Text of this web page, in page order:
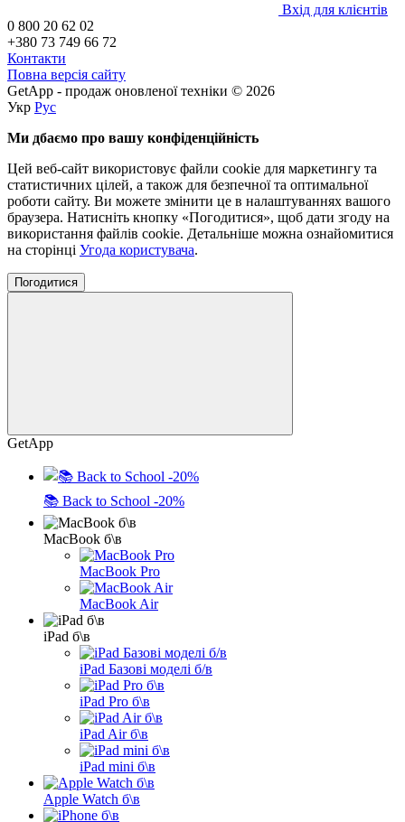
Вхід для клієнтів
0 800 20 62 02
+380 73 749 66 72
Контакти
Повна версія сайту
GetApp - продаж оновленої техніки © 2026
Укр Рус
Ми дбаємо про вашу конфіденційність
Цей веб-сайт використовує файли cookie для маркетингу та
статистичних цілей, а також для безпечної та оптимальної
роботи сайту. Ви можете змінити це в налаштуваннях вашого
браузера. Натисніть кнопку «Погодитися», щоб дати згоду на
використання файлів cookie. Детальніше можна ознайомитися
на сторінці Угода користувача.
Погодитися
GetApp
📚 Back to School -20%
MacBook б\в
MacBook Pro
MacBook Air
iPad б\в
iPad Базові моделі б/в
iPad Pro б\в
iPad Air б\в
iPad mini б\в
Apple Watch б\в